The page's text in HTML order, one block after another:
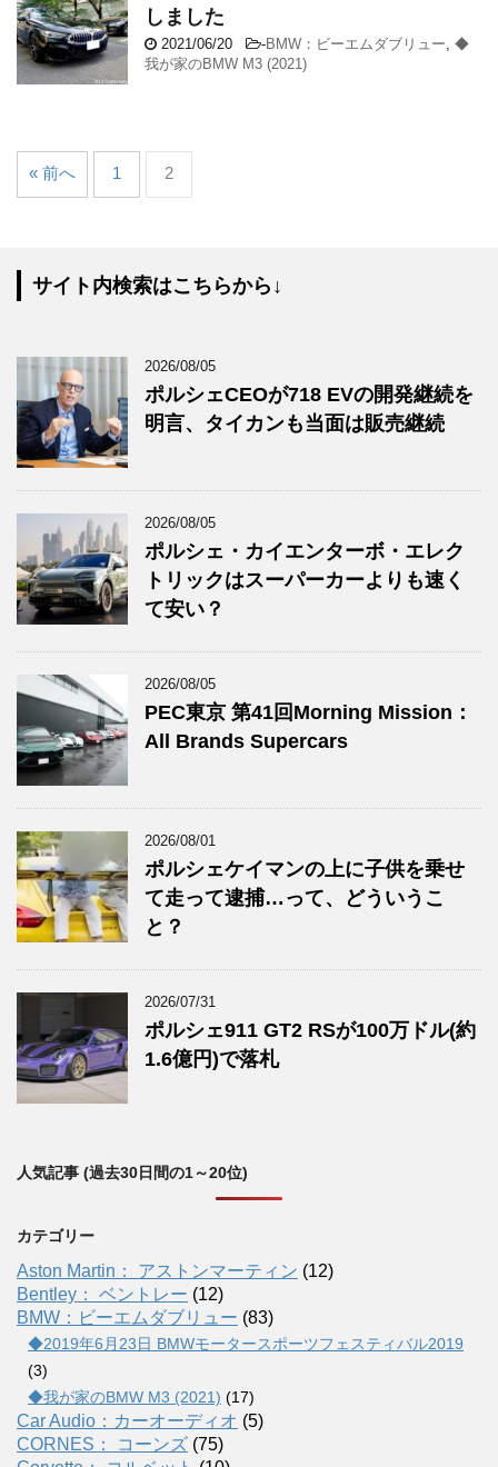
しました
2021/06/20 -BMW：ビーエムダブリュー, ◆
我が家のBMW M3 (2021)
« 前へ 1 2
サイト内検索はこちらから↓
2026/08/05
ポルシェCEOが718 EVの開発継続を
明言、タイカンも当面は販売継続
2026/08/05
ポルシェ・カイエンターボ・エレク
トリックはスーパーカーよりも速く
て安い？
2026/08/05
PEC東京 第41回Morning Mission：
All Brands Supercars
2026/08/01
ポルシェケイマンの上に子供を乗せ
て走って逮捕…って、どういうこ
と？
2026/07/31
ポルシェ911 GT2 RSが100万ドル(約
1.6億円)で落札
人気記事 (過去30日間の1～20位)
カテゴリー
Aston Martin： アストンマーティン (12)
Bentley： ベントレー (12)
BMW：ビーエムダブリュー (83)
◆2019年6月23日 BMWモータースポーツフェスティバル2019
(3)
◆我が家のBMW M3 (2021) (17)
Car Audio：カーオーディオ (5)
CORNES： コーンズ (75)